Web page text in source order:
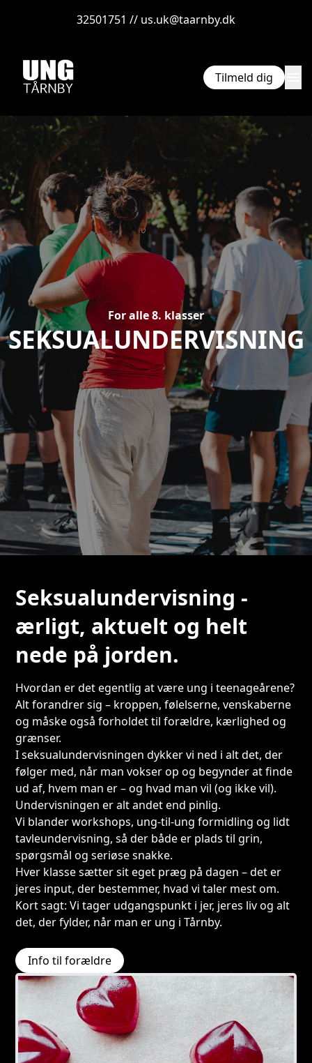
32501751 // us.uk@taarnby.dk
Tilmeld dig
SEKSUALUNDERVISNING
For alle 8. klasser
Seksualundervisning -
ærligt, aktuelt og helt
nede på jorden.
Hvordan er det egentlig at være ung i teenageårene?
Alt forandrer sig – kroppen, følelserne, venskaberne
og måske også forholdet til forældre, kærlighed og
grænser.
I seksualundervisningen dykker vi ned i alt det, der
følger med, når man vokser op og begynder at finde
ud af, hvem man er – og hvad man vil (og ikke vil).
Undervisningen er alt andet end pinlig.
Vi blander workshops, ung-til-ung formidling og lidt
tavleundervisning, så der både er plads til grin,
spørgsmål og seriøse snakke.
Hver klasse sætter sit eget præg på dagen – det er
jeres input, der bestemmer, hvad vi taler mest om.
Kort sagt: Vi tager udgangspunkt i jer, jeres liv og alt
det, der fylder, når man er ung i Tårnby.
Info til forældre